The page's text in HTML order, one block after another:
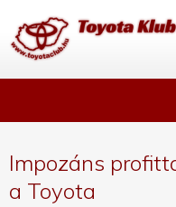
Impozáns
a Toyota